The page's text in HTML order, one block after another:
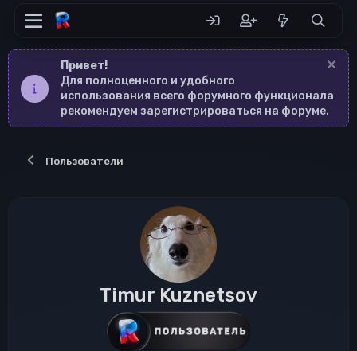
Привет!
Для полноценного и удобного
использования всего форумного функционала
рекомендуем зарегистрироваться на форуме.
Пользователи
Timur Kuznetsov